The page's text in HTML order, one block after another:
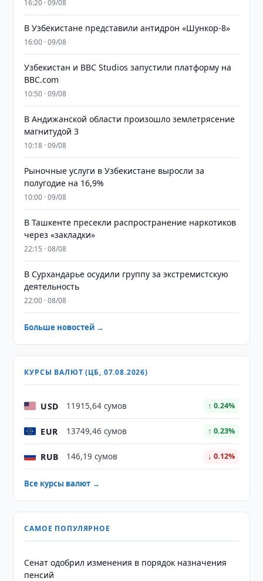
16:20 · 09/08
В Узбекистане представили антидрон «Шункор-8»
16:00 · 09/08
Узбекистан и BBC Studios запустили платформу на
BBC.com
10:50 · 09/08
В Андижанской области произошло землетрясение
магнитудой 3
10:18 · 09/08
Рыночные услуги в Узбекистане выросли за
полугодие на 16,9%
10:00 · 09/08
В Ташкенте пресекли распространение наркотиков
через «закладки»
22:15 · 08/08
В Сурхандарье осудили группу за экстремистскую
деятельность
22:00 · 08/08
Больше новостей →
КУРСЫ ВАЛЮТ (ЦБ, 07.08.2026)
USD 11915,64 сумов ↑ 0.24%
EUR 13749,46 сумов ↑ 0.23%
RUB 146,19 сумов ↓ 0.12%
Все курсы валют →
САМОЕ ПОПУЛЯРНОЕ
Сенат одобрил изменения в порядок назначения
пенсий